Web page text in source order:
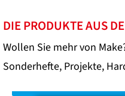
DIE PRODUKTE AUS
Wollen Sie mehr von
Sonderhefte, Projekte,